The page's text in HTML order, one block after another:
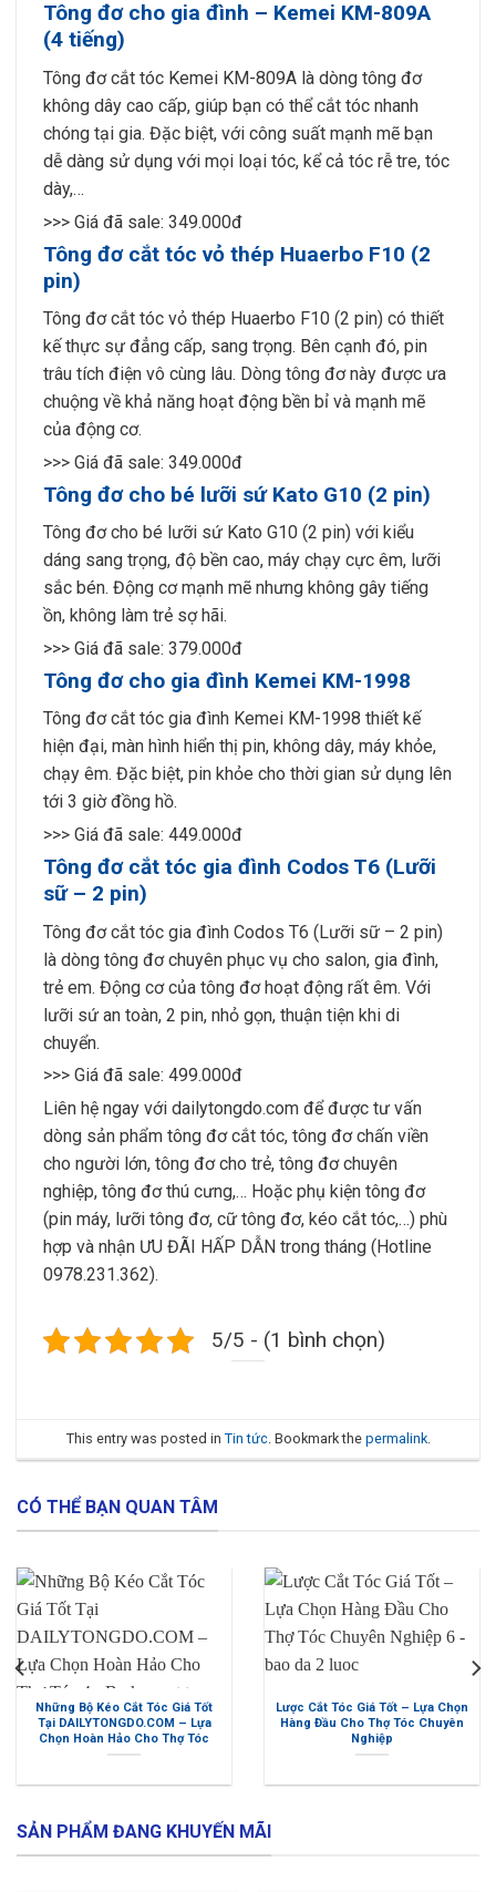
Tông đơ cho gia đình – Kemei KM-809A
(4 tiếng)
Tông đơ cắt tóc Kemei KM-809A là dòng tông đơ
không dây cao cấp, giúp bạn có thể cắt tóc nhanh
chóng tại gia. Đặc biệt, với công suất mạnh mẽ bạn
dễ dàng sử dụng với mọi loại tóc, kể cả tóc rễ tre, tóc
dày,…
>>> Giá đã sale: 349.000đ
Tông đơ cắt tóc vỏ thép Huaerbo F10 (2
pin)
Tông đơ cắt tóc vỏ thép Huaerbo F10 (2 pin) có thiết
kế thực sự đẳng cấp, sang trọng. Bên cạnh đó, pin
trâu tích điện vô cùng lâu. Dòng tông đơ này được ưa
chuộng về khả năng hoạt động bền bỉ và mạnh mẽ
của động cơ.
>>> Giá đã sale: 349.000đ
Tông đơ cho bé lưỡi sứ Kato G10 (2 pin)
Tông đơ cho bé lưỡi sứ Kato G10 (2 pin) với kiểu
dáng sang trọng, độ bền cao, máy chạy cực êm, lưỡi
sắc bén. Động cơ mạnh mẽ nhưng không gây tiếng
ồn, không làm trẻ sợ hãi.
>>> Giá đã sale: 379.000đ
Tông đơ cho gia đình Kemei KM-1998
Tông đơ cắt tóc gia đình Kemei KM-1998 thiết kế
hiện đại, màn hình hiển thị pin, không dây, máy khỏe,
chạy êm. Đặc biệt, pin khỏe cho thời gian sử dụng lên
tới 3 giờ đồng hồ.
>>> Giá đã sale: 449.000đ
Tông đơ cắt tóc gia đình Codos T6 (Lưỡi
sữ – 2 pin)
Tông đơ cắt tóc gia đình Codos T6 (Lưỡi sữ – 2 pin)
là dòng tông đơ chuyên phục vụ cho salon, gia đình,
trẻ em. Động cơ của tông đơ hoạt động rất êm. Với
lưỡi sứ an toàn, 2 pin, nhỏ gọn, thuận tiện khi di
chuyển.
>>> Giá đã sale: 499.000đ
Liên hệ ngay với dailytongdo.com để được tư vấn
dòng sản phẩm tông đơ cắt tóc, tông đơ chấn viền
cho người lớn, tông đơ cho trẻ, tông đơ chuyên
nghiệp, tông đơ thú cưng,… Hoặc phụ kiện tông đơ
(pin máy, lưỡi tông đơ, cữ tông đơ, kéo cắt tóc,…) phù
hợp và nhận ƯU ĐÃI HẤP DẪN trong tháng (Hotline
0978.231.362).
5/5 - (1 bình chọn)
This entry was posted in Tin tức. Bookmark the permalink.
CÓ THỂ BẠN QUAN TÂM
Những Bộ Kéo Cắt Tóc Giá Tốt
Tại DAILYTONGDO.COM – Lựa
Chọn Hoàn Hảo Cho Thợ Tóc
Lược Cắt Tóc Giá Tốt – Lựa Chọn
Hàng Đầu Cho Thợ Tóc Chuyên
Nghiệp
SẢN PHẨM ĐANG KHUYẾN MÃI